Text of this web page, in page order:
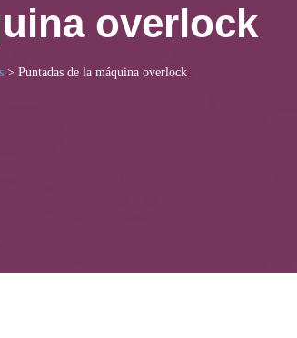
overlock
> Puntadas de la máquina overlock